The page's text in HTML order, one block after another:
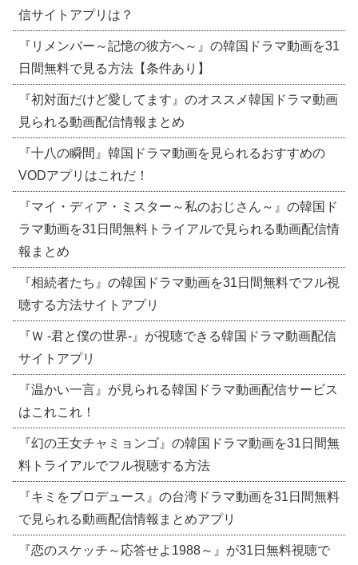
信サイトアプリは？
『リメンバー～記憶の彼方へ～』の韓国ドラマ動画を31
日間無料で見る方法【条件あり】
『初対面だけど愛してます』のオススメ韓国ドラマ動画
見られる動画配信情報まとめ
『十八の瞬間』韓国ドラマ動画を見られるおすすめの
VODアプリはこれだ！
『マイ・ディア・ミスター～私のおじさん～』の韓国ド
ラマ動画を31日間無料トライアルで見られる動画配信情
報まとめ
『相続者たち』の韓国ドラマ動画を31日間無料でフル視
聴する方法サイトアプリ
『Ｗ -君と僕の世界-』が視聴できる韓国ドラマ動画配信
サイトアプリ
『温かい一言』が見られる韓国ドラマ動画配信サービス
はこれこれ！
『幻の王女チャミョンゴ』の韓国ドラマ動画を31日間無
料トライアルでフル視聴する方法
『キミをプロデュース』の台湾ドラマ動画を31日間無料
で見られる動画配信情報まとめアプリ
『恋のスケッチ～応答せよ1988～』が31日無料視聴で